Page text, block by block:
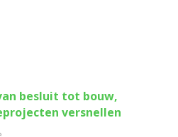
besluit tot bouw,
versnellen